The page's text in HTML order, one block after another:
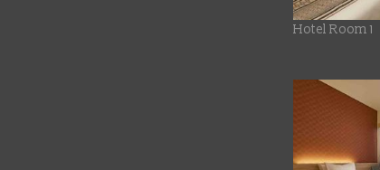
Hotel Room 1